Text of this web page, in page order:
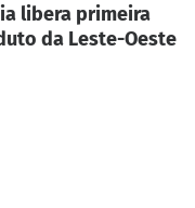
libera primeira
da Leste-Oeste